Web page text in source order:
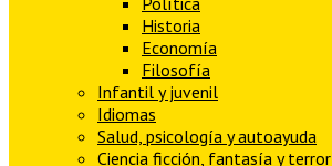
Historia
Economía
Filosofía
Infantil y juvenil
Idiomas
Salud, psicología y autoayuda
Ciencia ficción, fantasía y terror